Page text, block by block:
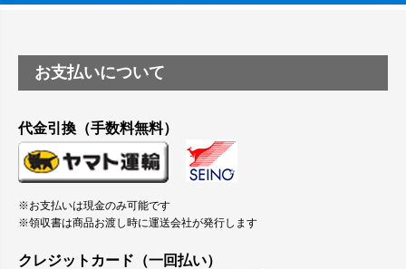
お支払いについて
代金引換（手数料無料）
※お支払いは現金のみ可能です
※領収書は商品お渡し時に運送会社が発行します
クレジットカード（一回払い）